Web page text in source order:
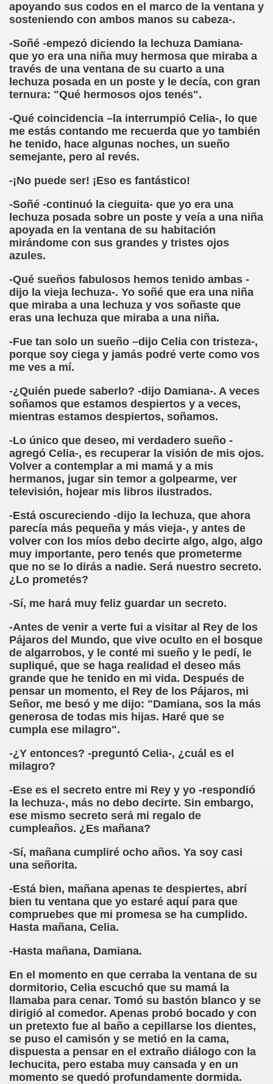
apoyando sus codos en el marco de la ventana y
sosteniendo con ambos manos su cabeza-.
-Soñé -empezó diciendo la lechuza Damiana-
que yo era una niña muy hermosa que miraba a
través de una ventana de su cuarto a una
lechuza posada en un poste y le decía, con gran
ternura: "Qué hermosos ojos tenés".
-Qué coincidencia –la interrumpió Celia-, lo que
me estás contando me recuerda que yo también
he tenido, hace algunas noches, un sueño
semejante, pero al revés.
-¡No puede ser! ¡Eso es fantástico!
-Soñé -continuó la cieguita- que yo era una
lechuza posada sobre un poste y veía a una niña
apoyada en la ventana de su habitación
mirándome con sus grandes y tristes ojos
azules.
-Qué sueños fabulosos hemos tenido ambas -
dijo la vieja lechuza-. Yo soñé que era una niña
que miraba a una lechuza y vos soñaste que
eras una lechuza que miraba a una niña.
-Fue tan solo un sueño –dijo Celia con tristeza-,
porque soy ciega y jamás podré verte como vos
me ves a mí.
-¿Quién puede saberlo? -dijo Damiana-. A veces
soñamos que estamos despiertos y a veces,
mientras estamos despiertos, soñamos.
-Lo único que deseo, mi verdadero sueño -
agregó Celia-, es recuperar la visión de mis ojos.
Volver a contemplar a mi mamá y a mis
hermanos, jugar sin temor a golpearme, ver
televisión, hojear mis libros ilustrados.
-Está oscureciendo -dijo la lechuza, que ahora
parecía más pequeña y más vieja-, y antes de
volver con los míos debo decirte algo, algo, algo
muy importante, pero tenés que prometerme
que no se lo dirás a nadie. Será nuestro secreto.
¿Lo prometés?
-Sí, me hará muy feliz guardar un secreto.
-Antes de venir a verte fui a visitar al Rey de los
Pájaros del Mundo, que vive oculto en el bosque
de algarrobos, y le conté mi sueño y le pedí, le
supliqué, que se haga realidad el deseo más
grande que he tenido en mi vida. Después de
pensar un momento, el Rey de los Pájaros, mi
Señor, me besó y me dijo: "Damiana, sos la más
generosa de todas mis hijas. Haré que se
cumpla ese milagro".
-¿Y entonces? -preguntó Celia-, ¿cuál es el
milagro?
-Ese es el secreto entre mi Rey y yo -respondió
la lechuza-, más no debo decirte. Sin embargo,
ese mismo secreto será mi regalo de
cumpleaños. ¿Es mañana?
-Sí, mañana cumpliré ocho años. Ya soy casi
una señorita.
-Está bien, mañana apenas te despiertes, abrí
bien tu ventana que yo estaré aquí para que
compruebes que mi promesa se ha cumplido.
Hasta mañana, Celia.
-Hasta mañana, Damiana.
En el momento en que cerraba la ventana de su
dormitorio, Celia escuchó que su mamá la
llamaba para cenar. Tomó su bastón blanco y se
dirigió al comedor. Apenas probó bocado y con
un pretexto fue al baño a cepillarse los dientes,
se puso el camisón y se metió en la cama,
dispuesta a pensar en el extraño diálogo con la
lechucita, pero estaba muy cansada y en un
momento se quedó profundamente dormida.
de la Educación Especial de la Mano de
Mi Vida (Teresa Bornez Abascal)
Pérez)
Ayudar a Personas con Discapacidad Visual
(Pedro Zurita)
sánchez Herrero)
Otero)
Elissalde)
(Lídia León Esteban Y Víctor Martínez Maheux)
30-11-11 (Pedro Zurita)
Horizontes, Enrique Elissalde y Carmen Roig)
Lectobraillístico (Egosan)
Otero)
ajedrecistas ciegos (Roberto Enjuto)
Martín Figueroa)
Ángel Vázquez)
Vera)
(Manuel González Otero)
Braille (María Jesús Cañamares)
2000 (Fermín Tamayo)
Hablada Colegio Santiago Apóstol ONCE Pontevedra)
Agosto 2001 (Fermín Tamayo)
(Pedro A. Zurita)
2005 (Fermín Tamayo)
2011 (Fermín Tamayo)
la Participación de las Personas Deficientes Visuales
Oliva)
la Luz (Brígida Rivas Ordóñez)
Mas Sancho)
Jesús Sánchez Oliva)
Jesús Cañamares)
Martín Figueroa)
(César Puente Fuente)
a Louis Braille (Alberto Gil)
Rosell Vera)